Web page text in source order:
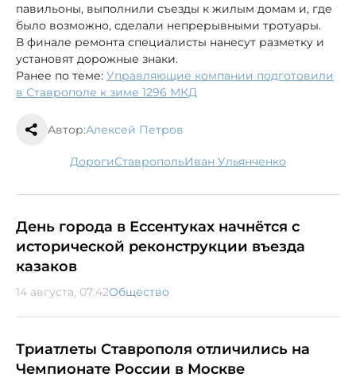
павильоны, выполнили съезды к жилым домам и, где
было возможно, сделали непрерывными тротуары.
В финале ремонта специалисты нанесут разметку и
установят дорожные знаки.
Ранее по теме: Управляющие компании подготовили
в Ставрополе к зиме 1296 МКД
Автор:Алексей Петров
дороги Ставрополь Иван Ульянченко
День города в Ессентуках начнётся с
исторической реконструкции въезда
казаков
14 августа, 07:42Общество
Триатлеты Ставрополя отличились на
Чемпионате России в Москве